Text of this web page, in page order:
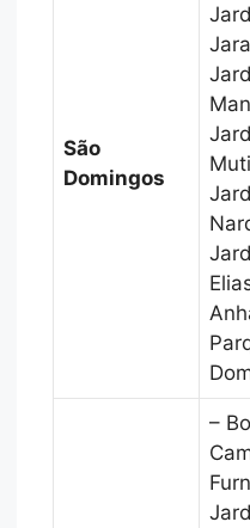
São
Domingos
–